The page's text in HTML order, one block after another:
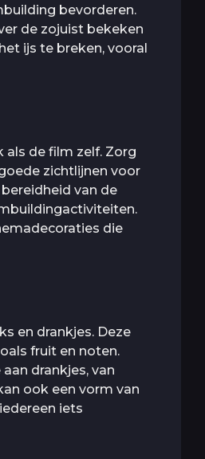
bevorderen.
de zojuist bekeken
ijs te breken, vooral
als de film zelf. Zorg
zichtlijnen voor
van de
die
en drankjes. Deze
fruit en noten.
drankjes, van
ook een vorm van
iets